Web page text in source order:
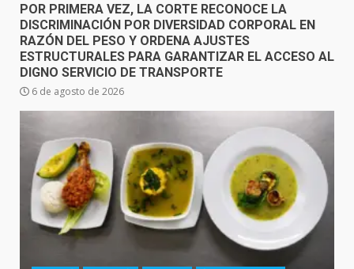
POR PRIMERA VEZ, LA CORTE RECONOCE LA
DISCRIMINACIÓN POR DIVERSIDAD CORPORAL EN
RAZÓN DEL PESO Y ORDENA AJUSTES
ESTRUCTURALES PARA GARANTIZAR EL ACCESO AL
DIGNO SERVICIO DE TRANSPORTE
6 de agosto de 2026